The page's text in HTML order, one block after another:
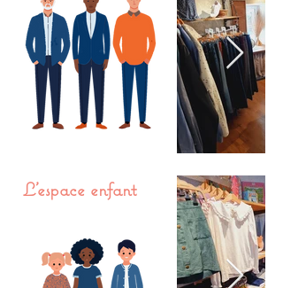
L'espace enfant